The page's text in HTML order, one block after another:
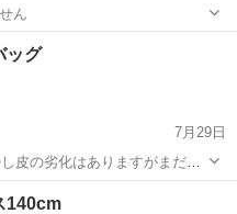
ん
ース
ッグ
7月29日
の劣化はありますがまだま
140cm